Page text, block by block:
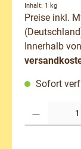
Inhalt: 1 kg
Preise inkl.
Innerhalb
Sofort